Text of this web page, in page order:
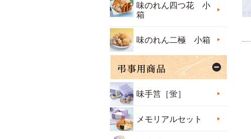
味のれん四つ花 小
箱
味のれん二極 小箱
味手筥［蛍］
メモリアルセット